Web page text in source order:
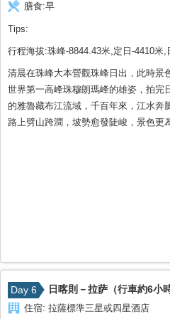
膳食:早
Tips:
行程海拔:珠峰-8844.43米,定日-4410米,
清晨在珠峰大本營觀珠峰日出，此時景
世界第一高峰珠穆朗瑪峰的雄姿，拍完
的雅魯藏布江流域，千百年來，江水奔
路上劈山跨澗，坡勢愈發陡峻，景色更
Day 6 日喀則－拉萨（行車約6小時
住宿: 拉薩標準三星或四星酒店